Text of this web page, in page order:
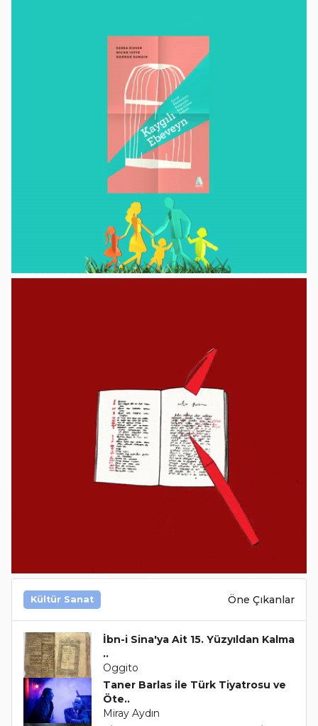
Kültür Sanat Öne Çıkanlar
İbn-i Sina'ya Ait 15. Yüzyıldan Kalma
..
Oggito
Taner Barlas ile Türk Tiyatrosu ve
Öte..
Miray Aydın